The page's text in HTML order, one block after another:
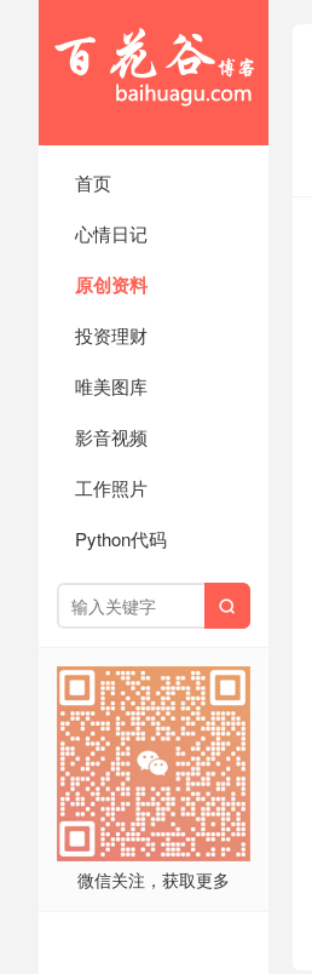
首页
心情日记
原创资料
投资理财
唯美图库
影音视频
工作照片
Python代码

微信关注，获取更多